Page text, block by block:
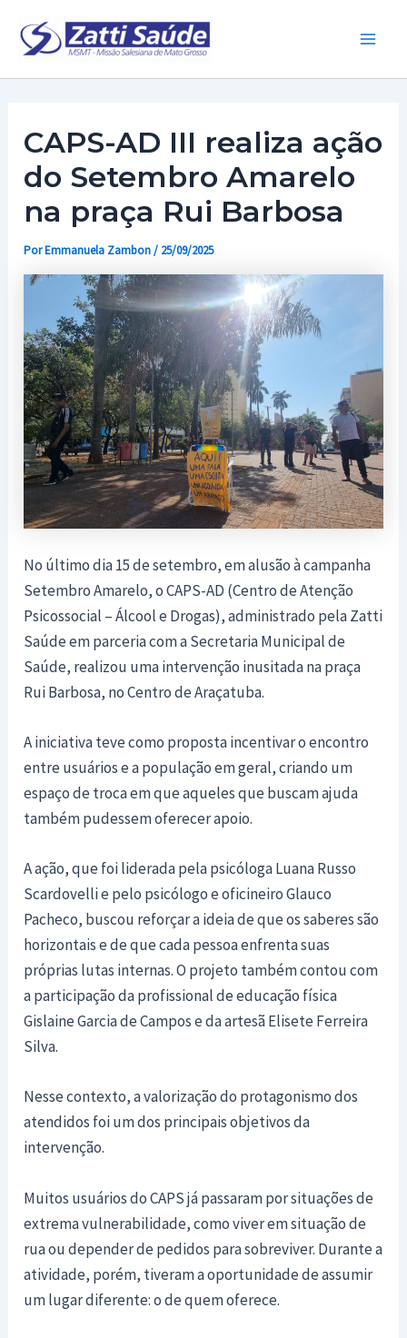
para
CAPS-AD III realiza ação
do Setembro Amarelo
na praça Rui Barbosa
PorEmmanuela Zambon/ 25/09/2025
No último dia 15 de setembro, em alusão à campanha
Setembro Amarelo, o CAPS-AD (Centro de Atenção
Psicossocial – Álcool e Drogas), administrado pela Zatti
Saúde em parceria com a Secretaria Municipal de
Saúde, realizou uma intervenção inusitada na praça
Rui Barbosa, no Centro de Araçatuba.
A iniciativa teve como proposta incentivar o encontro
entre usuários e a população em geral, criando um
espaço de troca em que aqueles que buscam ajuda
também pudessem oferecer apoio.
A ação, que foi liderada pela psicóloga Luana Russo
Scardovelli e pelo psicólogo e oficineiro Glauco
Pacheco, buscou reforçar a ideia de que os saberes são
horizontais e de que cada pessoa enfrenta suas
próprias lutas internas. O projeto também contou com
a participação da profissional de educação física
Gislaine Garcia de Campos e da artesã Elisete Ferreira
Silva.
Nesse contexto, a valorização do protagonismo dos
atendidos foi um dos principais objetivos da
intervenção.
Muitos usuários do CAPS já passaram por situações de
extrema vulnerabilidade, como viver em situação de
rua ou depender de pedidos para sobreviver. Durante a
atividade, porém, tiveram a oportunidade de assumir
um lugar diferente: o de quem oferece.